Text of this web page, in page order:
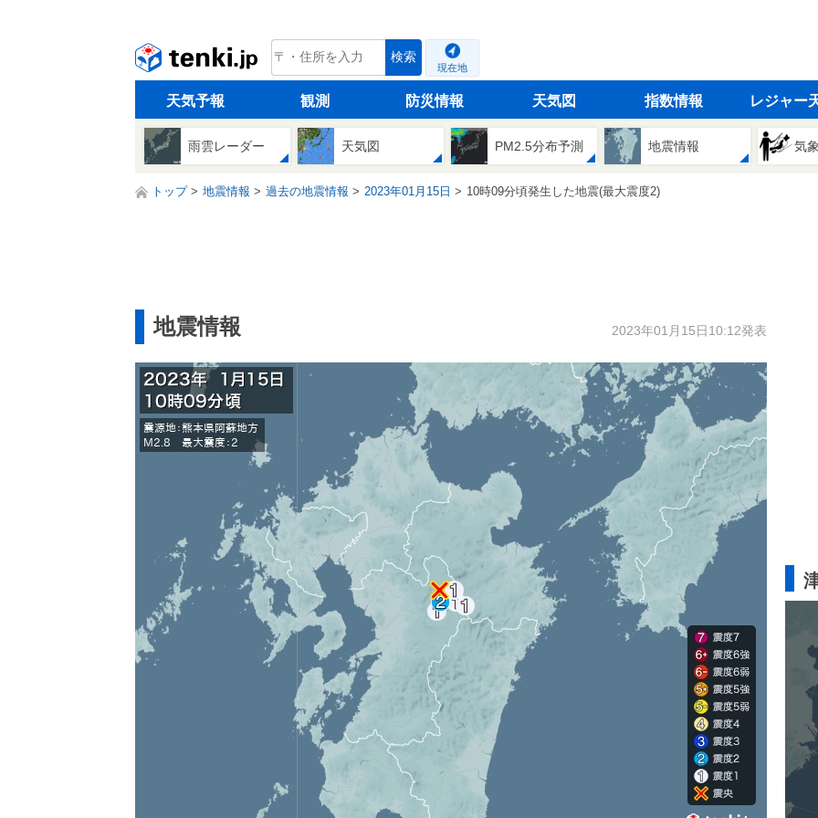
tenki.jp 検索
現在地
天気予報 観測 防災情報 天気図 指数情報 レジャー
雨雲レーダー 天気図 PM2.5分布予測 地震情報 気
トップ 地震情報 過去の地震情報 2023年01月15日 10時09分頃発生した地震(最大震度2)
地震情報 2023年01月15日10:12発表